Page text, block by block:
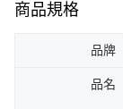
商品規格
品牌
品名